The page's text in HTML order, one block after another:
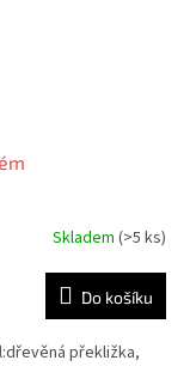
Skladem (>5 ks)
Do košíku
překližka,